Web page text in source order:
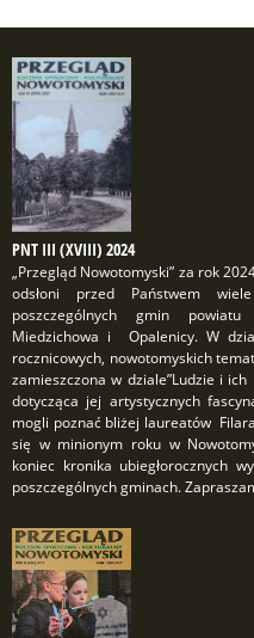
PNT III (XVIII) 2024
„Przegląd Nowotomyski” za rok
odsłoni przed Państwem
poszczególnych gmin powiatu
Miedzichowa i Opalenicy. W
rocznicowych, nowotomyskich
zamieszczona w dziale”Ludzie i
dotycząca jej artystycznych
mogli poznać bliżej laureatów
się w minionym roku w
koniec kronika ubiegłorocznych
poszczególnych gminach.